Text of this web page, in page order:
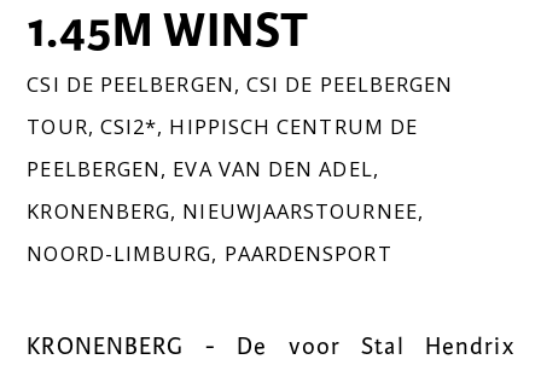
1.45M WINST
CSI DE PEELBERGEN, CSI DE PEELBERGEN
TOUR, CSI2*, HIPPISCH CENTRUM DE
PEELBERGEN, EVA VAN DEN ADEL,
KRONENBERG, NIEUWJAARSTOURNEE,
NOORD-LIMBURG, PAARDENSPORT
KRONENBERG - De voor Stal Hendrix